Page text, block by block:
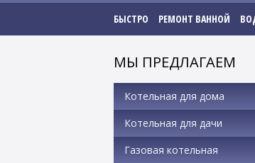
БЫСТРО РЕМОНТ ВАННОЙ
МЫ ПРЕДЛАГАЕМ
Котельная для дома
Котельная для дачи
Газовая котельная